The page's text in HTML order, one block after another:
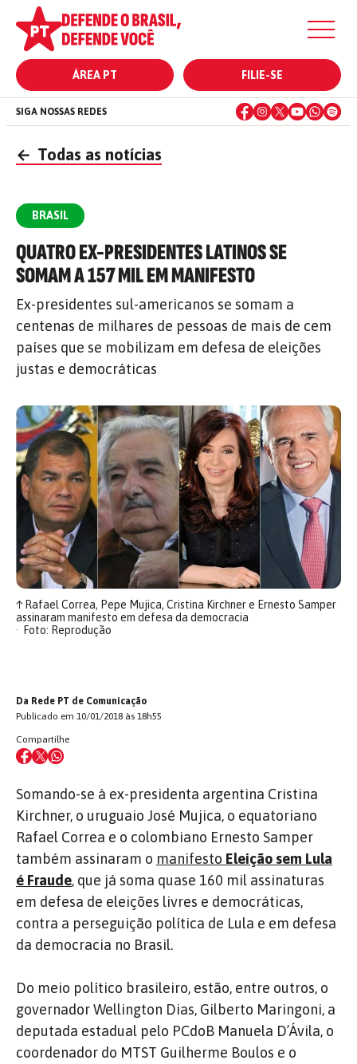
ÁREA PT FILIE-SE
SIGA NOSSAS REDES
← Todas as notícias
BRASIL
QUATRO EX-PRESIDENTES LATINOS SE
SOMAM A 157 MIL EM MANIFESTO
Ex-presidentes sul-americanos se somam a
centenas de milhares de pessoas de mais de cem
países que se mobilizam em defesa de eleições
justas e democráticas
↑Rafael Correa, Pepe Mujica, Cristina Kirchner e Ernesto Samper
assinaram manifesto em defesa da democracia
Foto: Reprodução
Da Rede PT de Comunicação
Publicado em 10/01/2018 às 18h55
Compartilhe
Somando-se à ex-presidenta argentina Cristina
Kirchner, o uruguaio José Mujica, o equatoriano
Rafael Correa e o colombiano Ernesto Samper
também assinaram o manifesto Eleição sem Lula
é Fraude, que já soma quase 160 mil assinaturas
em defesa de eleições livres e democráticas,
contra a perseguição política de Lula e em defesa
da democracia no Brasil.
Do meio político brasileiro, estão, entre outros, o
governador Wellington Dias, Gilberto Maringoni, a
deputada estadual pelo PCdoB Manuela D’Ávila, o
coordenador do MTST Guilherme Boulos e o